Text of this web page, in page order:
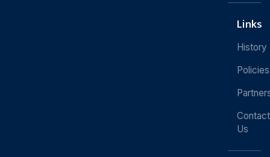
Links
History
Policies
Contact
Us